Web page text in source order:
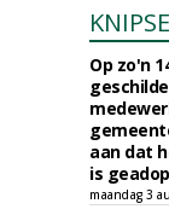
Op zo'n
aan dat
is
maandag 3